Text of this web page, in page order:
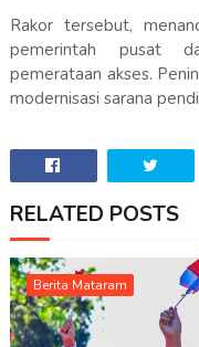
Rakor tersebut,
pemerintah pusat
pemerataan akses.
modernisasi sarana
RELATED POSTS
Berita Mataram